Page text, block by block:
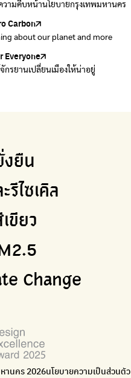
ามคืบหน้านโยบายกรุงเทพมหานคร
Carbon
about our planet and more
Everyone
กรยานเปลี่ยนเมืองให้น่าอยู่
ถึงบ้าน
วกับการแยกขยะแบบครบจบในที่เดียว
งยืน
รีไซเคิล
ขียว
Change
านคร 2026นโยบายความเป็นส่วนตัว